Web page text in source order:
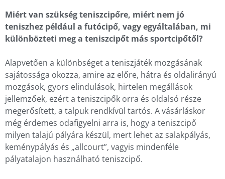
Miért van szükség teniszcipőre, miért nem jó
teniszhez például a futócipő, vagy egyáltalában, mi
különbözteti meg a teniszcipőt más sportcipőtől?
Alapvetően a különbséget a teniszjáték mozgásának
sajátossága okozza, amire az előre, hátra és oldalirányú
mozgások, gyors elindulások, hirtelen megállások
jellemzőek, ezért a teniszcipők orra és oldalsó része
megerősített, a talpuk rendkívül tartós. A vásárláskor
még érdemes odafigyelni arra is, hogy a teniszcipő
milyen talajú pályára készül, mert lehet az salakpályás,
keménypályás és „allcourt”, vagyis mindenféle
pályatalajon használható teniszcipő.